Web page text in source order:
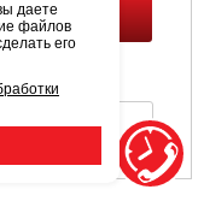
даете
файлов
его